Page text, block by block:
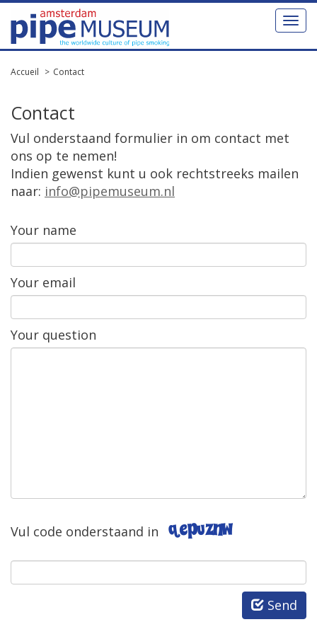
Toggle
Accueil Contact
Contact
Vul onderstaand formulier in om contact met
ons op te nemen!
Indien gewenst kunt u ook rechtstreeks mailen
naar: info@pipemuseum.nl
Your name
Your email
Your question
Vul code onderstaand in
Send